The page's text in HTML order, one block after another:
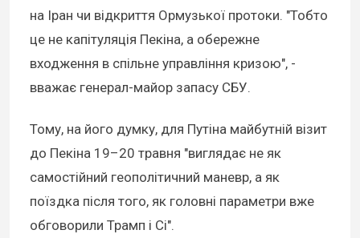
на Іран чи відкриття Ормузької протоки. "Тобто
це не капітуляція Пекіна, а обережне
входження в спільне управління кризою", -
вважає генерал-майор запасу СБУ.
Тому, на його думку, для Путіна майбутній візит
до Пекіна 19–20 травня "виглядає не як
самостійний геополітичний маневр, а як
поїздка після того, як головні параметри вже
обговорили Трамп і Сі".